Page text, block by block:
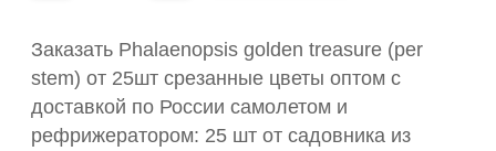
Заказать Phalaenopsis golden treasure (per
stem) от 25шт срезанные цветы оптом с
доставкой по России самолетом и
рефрижератором: 25 шт от садовника из